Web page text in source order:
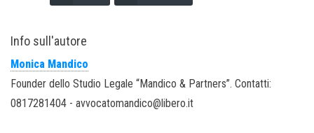
Info sull'autore
Monica Mandico
Founder dello Studio Legale “Mandico & Partners”. Contatti:
0817281404 - avvocatomandico@libero.it